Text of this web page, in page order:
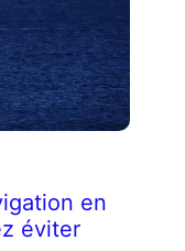
en
éviter